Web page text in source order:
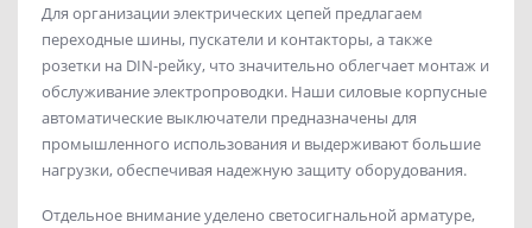
Для организации электрических цепей предлагаем
переходные шины, пускатели и контакторы, а также
розетки на DIN-рейку, что значительно облегчает монтаж и
обслуживание электропроводки. Наши силовые корпусные
автоматические выключатели предназначены для
промышленного использования и выдерживают большие
нагрузки, обеспечивая надежную защиту оборудования.
Отдельное внимание уделено светосигнальной арматуре,